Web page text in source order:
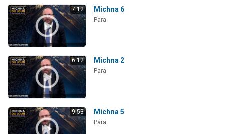
7:12 Michna 6
Para
6:12 Michna 2
Para
9:53 Michna 5
Para